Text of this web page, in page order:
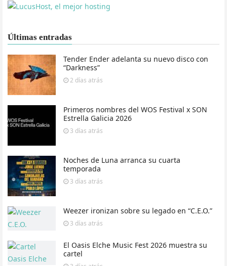
Últimas entradas
Tender Ender adelanta su nuevo disco con
“Darkness”
2 días atrás
Primeros nombres del WOS Festival x SON
Estrella Galicia 2026
3 días atrás
Noches de Luna arranca su cuarta
temporada
3 días atrás
Weezer ironizan sobre su legado en “C.E.O.”
3 días atrás
El Oasis Elche Music Fest 2026 muestra su
cartel